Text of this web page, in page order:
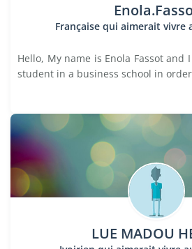
Française qui aimerait vivre
Hello, My name is Enola Fassot and
student in a business school in
LUE MADOU